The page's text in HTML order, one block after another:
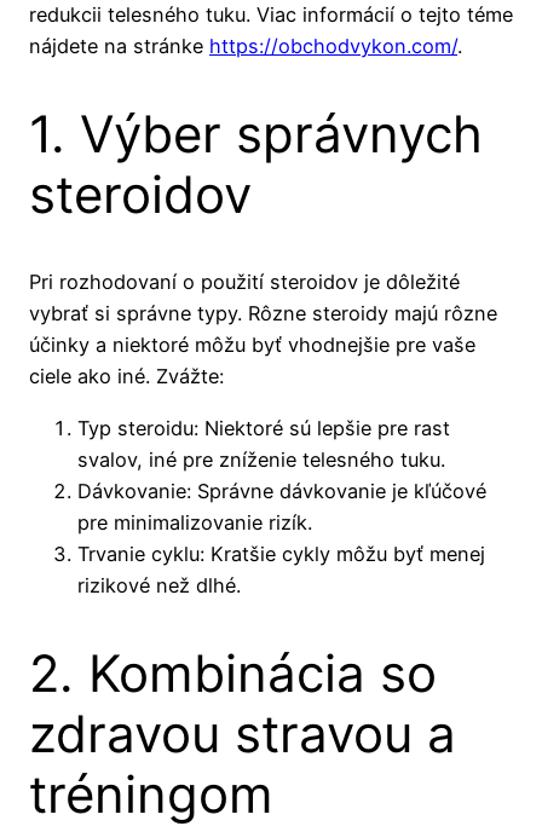
redukcii telesného tuku. Viac informácií o tejto téme
nájdete na stránke https://obchodvykon.com/.
1. Výber správnych
steroidov
Pri rozhodovaní o použití steroidov je dôležité
vybrať si správne typy. Rôzne steroidy majú rôzne
účinky a niektoré môžu byť vhodnejšie pre vaše
ciele ako iné. Zvážte:
Typ steroidu: Niektoré sú lepšie pre rast
svalov, iné pre zníženie telesného tuku.
Dávkovanie: Správne dávkovanie je kľúčové
pre minimalizovanie rizík.
Trvanie cyklu: Kratšie cykly môžu byť menej
rizikové než dlhé.
2. Kombinácia so
zdravou stravou a
tréningom